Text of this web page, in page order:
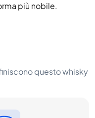
più nobile.
questo whisky